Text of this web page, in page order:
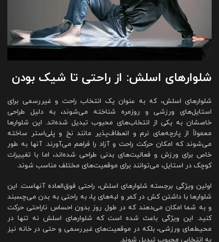
شلوارهای اسلش: از راحتی تا شیک بودن
شلوارهای اسلش، که به عنوان یک انتخاب راحت و غیررسمی برای
استایل‌های ورزشی و روزمره شناخته می‌شوند، به دلیل طراحی
خاصشان به یکی از انتخاب‌های محبوب تبدیل شده‌اند. این شلوارها
معمولاً از پارچه‌های نرم و انعطاف‌پذیر مانند نخ و پلی‌استر ساخته
می‌شوند که امکان حرکت راحت و آزاد را فراهم می‌آورند. آنها به طور
خاص برای ورزش و فعالیت‌های بدنی طراحی شده‌اند، اما با تغییرات
کوچک در استایل، می‌توانند برای موقعیت‌های مختلف مناسب شوند.
اولین ویژگی برجسته شلوارهای اسلش، راحتی فوق‌العاده آنهاست. این
شلوارها با داشتن کش در کمر و لبه‌های پا، به راحتی به بدن می‌چسبند
و به شما امکان می‌دهند که در طول روز بدون احساس ناراحتی حرکت
کنید. این ویژگی باعث شده است که شلوارهای اسلش نه تنها در
محیط‌های ورزشی، بلکه در موقعیت‌های غیررسمی و حتی در خانه نیز
به انتخابی محبوب تبدیل شوند.